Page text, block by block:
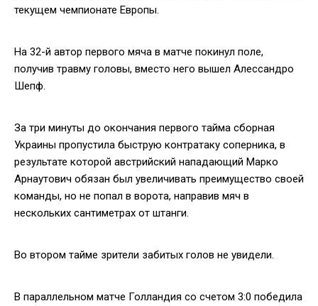
текущем чемпионате Европы.
На 32-й автор первого мяча в матче покинул поле,
получив травму головы, вместо него вышел Алессандро
Шепф.
За три минуты до окончания первого тайма сборная
Украины пропустила быструю контратаку соперника, в
результате которой австрийский нападающий Марко
Арнаутович обязан был увеличивать преимущество своей
команды, но не попал в ворота, направив мяч в
нескольких сантиметрах от штанги.
Во втором тайме зрители забитых голов не увидели.
В параллельном матче Голландия со счетом 3:0 победила